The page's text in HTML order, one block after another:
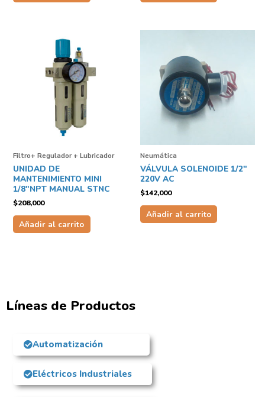
Filtro+ Regulador + Lubricador
UNIDAD DE
MANTENIMIENTO MINI
1/8″NPT MANUAL STNC
$208,000
Añadir al carrito
Neumática
VÁLVULA SOLENOIDE 1/2″
220V AC
$142,000
Añadir al carrito
Líneas de Productos
Automatización
Eléctricos Industriales